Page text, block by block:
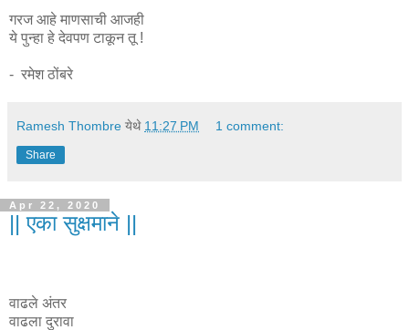
गरज आहे माणसाची आजही
ये पुन्हा हे देवपण टाकून तू !
- रमेश ठोंबरे
Ramesh Thombre येथे 11:27 PM 1 comment:
Share
Apr 22, 2020
|| एका सुक्षमाने ||
वाढले अंतर
वाढला दुरावा